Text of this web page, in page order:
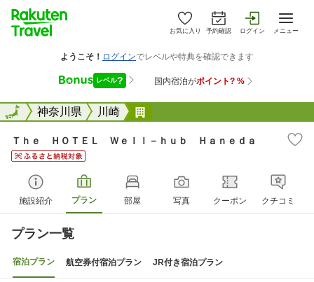
お気に入り 予約確認 ログイン メニュー
全国神奈川県 川崎
全国
Ｔｈｅ ＨＯＴＥＬ Ｗｅｌｌ－ｈｕｂ Ｈａｎｅｄａ
施設紹介 プラン 部屋 写真 クーポン クチコミ
プラン一覧
宿泊プラン 航空券付宿泊プラン JR付き宿泊プラン